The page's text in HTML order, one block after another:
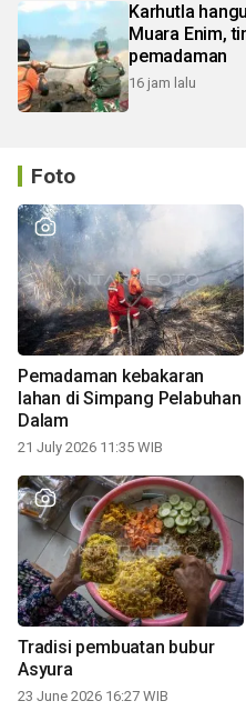
Karhutla
Muara Enim,
pemadaman
16 jam lalu
Foto
Pemadaman kebakaran
lahan di Simpang Pelabuhan
Dalam
21 July 2026 11:35 WIB
Tradisi pembuatan bubur
Asyura
23 June 2026 16:27 WIB